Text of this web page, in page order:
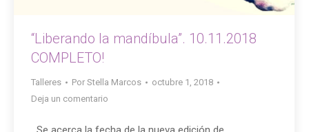
“Liberando la mandíbula”. 10.11.2018
COMPLETO!
Talleres Por Stella Marcos
octubre 1, 2018
Deja un comentario